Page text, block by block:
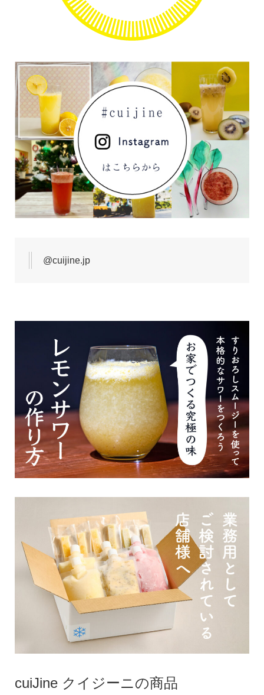
@cuijine.jp
cuiJine クイジーニの商品